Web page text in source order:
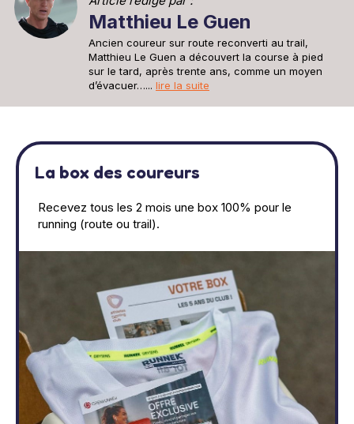
Matthieu Le Guen
Ancien coureur sur route reconverti au trail,
Matthieu Le Guen a découvert la course à pied
sur le tard, après trente ans, comme un moyen
d’évacuer…... lire la suite
La box des coureurs
Recevez tous les 2 mois une box 100% pour le
running (route ou trail).